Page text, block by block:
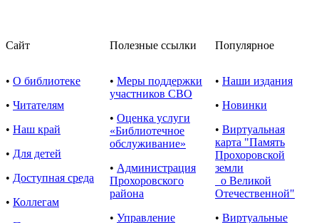
Сайт Полезные ссылки Популярное
• О библиотеке
• Читателям
• Наш край
• Для детей
• Доступная среда
• Коллегам
• Меры поддержки
участников СВО
• Оценка услуги
«Библиотечное
обслуживание»
• Администрация
Прохоровского
района
• Управление
• Наши издания
• Новинки
• Виртуальная
карта "Память
Прохоровской
земли
о Великой
Отечественной"
• Виртуальные